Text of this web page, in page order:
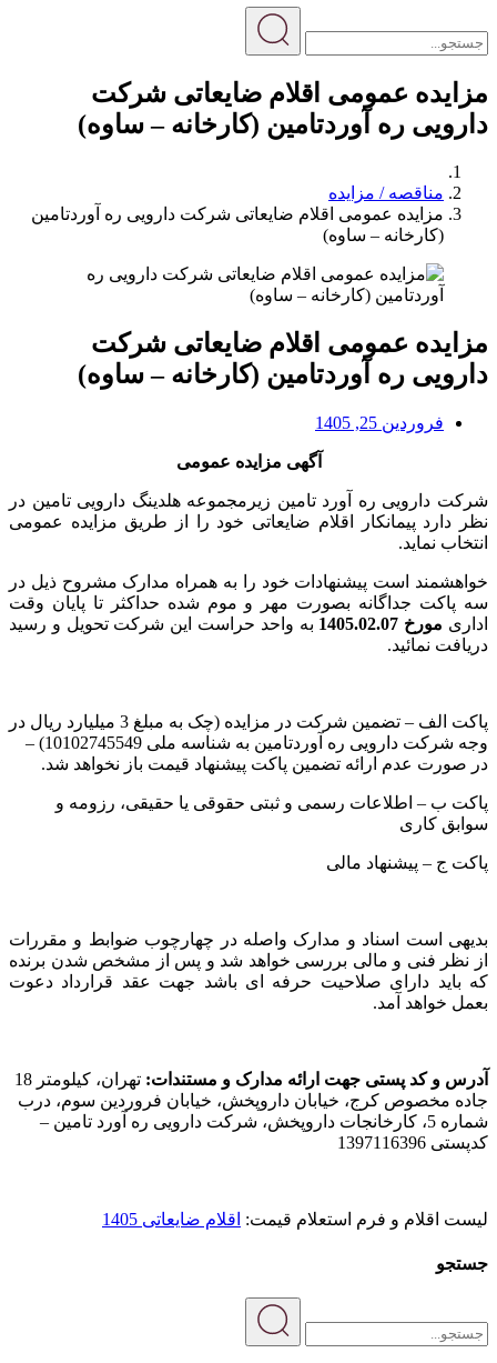
مزایده عمومی اقلام ضایعاتی شرکت
دارویی ره آوردتامین (کارخانه – ساوه)
مناقصه / مزایده
مزایده عمومی اقلام ضایعاتی شرکت دارویی ره آوردتامین
(کارخانه – ساوه)
مزایده عمومی اقلام ضایعاتی شرکت
دارویی ره آوردتامین (کارخانه – ساوه)
فروردین 25, 1405
آگهی مزایده عمومی
شرکت دارویی ره آورد تامین زیرمجموعه هلدینگ دارویی تامین در
نظر دارد پیمانکار اقلام ضایعاتی خود را از طریق مزایده عمومی
انتخاب نماید.
خواهشمند است پیشنهادات خود را به همراه مدارک مشروح ذیل در
سه پاکت جداگانه بصورت مهر و موم شده حداکثر تا پایان وقت
اداری مورخ 1405.02.07
به واحد حراست این شرکت تحویل و رسید
دریافت نمائید.
پاکت الف – تضمین شرکت در مزایده (چک به مبلغ 3 میلیارد ریال در
وجه شرکت دارویی ره آوردتامین به شناسه ملی 10102745549) –
در صورت عدم ارائه تضمین پاکت پیشنهاد قیمت باز نخواهد شد.
پاکت ب – اطلاعات رسمی و ثبتی حقوقی یا حقیقی، رزومه و
سوابق کاری
پاکت ج – پیشنهاد مالی
بدیهی است اسناد و مدارک واصله در چهارچوب ضوابط و مقررات
از نظر فنی و مالی بررسی خواهد شد و پس از مشخص شدن برنده
که باید دارای صلاحیت حرفه ای باشد جهت عقد قرارداد دعوت
بعمل خواهد آمد.
آدرس و کد پستی جهت ارائه مدارک و مستندات:
تهران، کیلومتر 18
جاده مخصوص کرج، خیابان داروپخش، خیابان فروردین سوم، درب
شماره 5، کارخانجات داروپخش، شرکت دارویی ره آورد تامین –
کدپستی 1397116396
لیست اقلام و فرم استعلام قیمت: اقلام ضایعاتی 1405
جستجو